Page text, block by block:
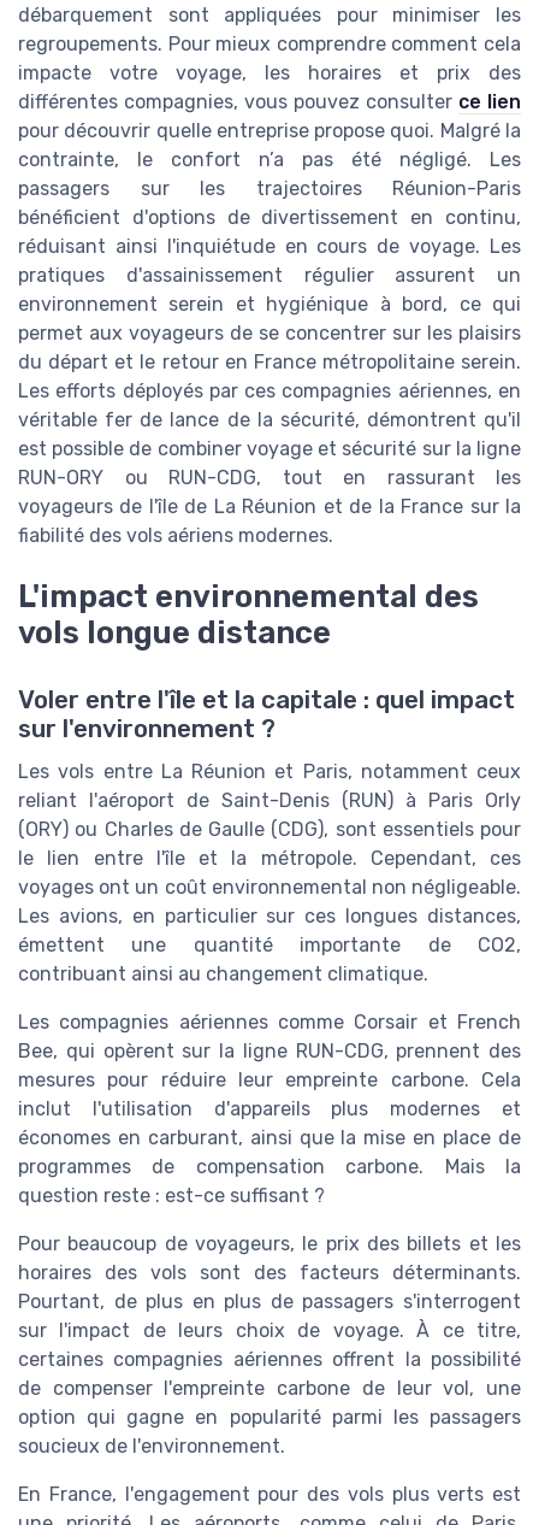
débarquement sont appliquées pour minimiser les
regroupements. Pour mieux comprendre comment cela
impacte votre voyage, les horaires et prix des
différentes compagnies, vous pouvez consulter ce lien
pour découvrir quelle entreprise propose quoi. Malgré la
contrainte, le confort n’a pas été négligé. Les
passagers sur les trajectoires Réunion-Paris
bénéficient d'options de divertissement en continu,
réduisant ainsi l'inquiétude en cours de voyage. Les
pratiques d'assainissement régulier assurent un
environnement serein et hygiénique à bord, ce qui
permet aux voyageurs de se concentrer sur les plaisirs
du départ et le retour en France métropolitaine serein.
Les efforts déployés par ces compagnies aériennes, en
véritable fer de lance de la sécurité, démontrent qu'il
est possible de combiner voyage et sécurité sur la ligne
RUN-ORY ou RUN-CDG, tout en rassurant les
voyageurs de l'île de La Réunion et de la France sur la
fiabilité des vols aériens modernes.
L'impact environnemental des
vols longue distance
Voler entre l'île et la capitale : quel impact
sur l'environnement ?
Les vols entre La Réunion et Paris, notamment ceux
reliant l'aéroport de Saint-Denis (RUN) à Paris Orly
(ORY) ou Charles de Gaulle (CDG), sont essentiels pour
le lien entre l'île et la métropole. Cependant, ces
voyages ont un coût environnemental non négligeable.
Les avions, en particulier sur ces longues distances,
émettent une quantité importante de CO2,
contribuant ainsi au changement climatique.
Les compagnies aériennes comme Corsair et French
Bee, qui opèrent sur la ligne RUN-CDG, prennent des
mesures pour réduire leur empreinte carbone. Cela
inclut l'utilisation d'appareils plus modernes et
économes en carburant, ainsi que la mise en place de
programmes de compensation carbone. Mais la
question reste : est-ce suffisant ?
Pour beaucoup de voyageurs, le prix des billets et les
horaires des vols sont des facteurs déterminants.
Pourtant, de plus en plus de passagers s'interrogent
sur l'impact de leurs choix de voyage. À ce titre,
certaines compagnies aériennes offrent la possibilité
de compenser l'empreinte carbone de leur vol, une
option qui gagne en popularité parmi les passagers
soucieux de l'environnement.
En France, l'engagement pour des vols plus verts est